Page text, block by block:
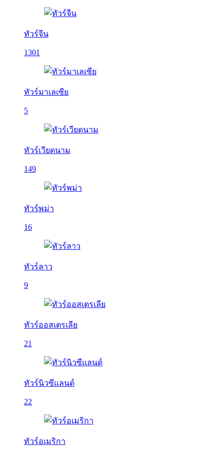
ทัวร์จีน
1301
ทัวร์มาเลเซีย
5
ทัวร์เวียดนาม
149
ทัวร์พม่า
16
ทัวร์ลาว
9
ทัวร์ออสเตรเลีย
21
ทัวร์นิวซีแลนด์
22
ทัวร์อเมริกา